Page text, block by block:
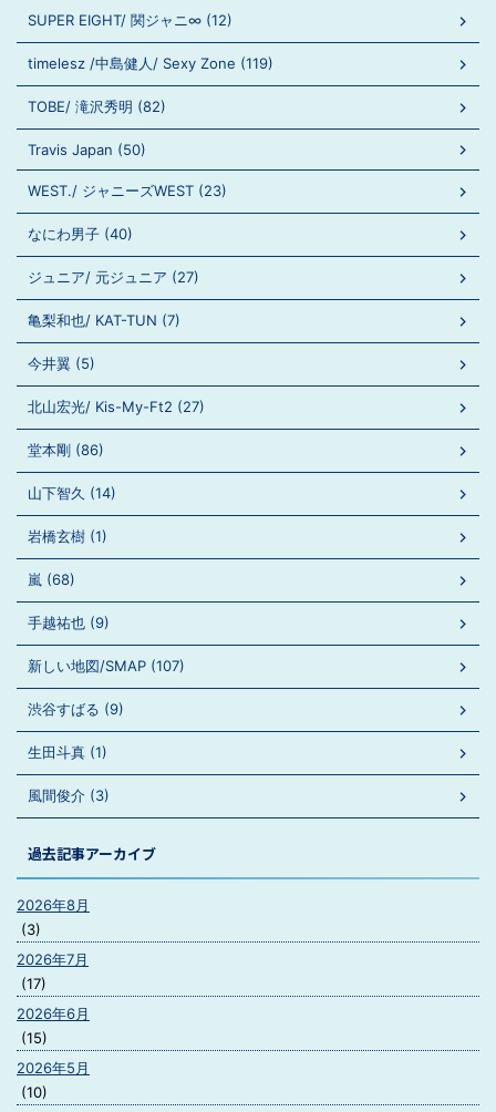
SUPER EIGHT/ 関ジャニ∞ (12)
timelesz /中島健人/ Sexy Zone (119)
TOBE/ 滝沢秀明 (82)
Travis Japan (50)
WEST./ ジャニーズWEST (23)
なにわ男子 (40)
ジュニア/ 元ジュニア (27)
亀梨和也/ KAT-TUN (7)
今井翼 (5)
北山宏光/ Kis-My-Ft2 (27)
堂本剛 (86)
山下智久 (14)
岩橋玄樹 (1)
嵐 (68)
手越祐也 (9)
新しい地図/SMAP (107)
渋谷すばる (9)
生田斗真 (1)
風間俊介 (3)
過去記事アーカイブ
2026年8月
(3)
2026年7月
(17)
2026年6月
(15)
2026年5月
(10)